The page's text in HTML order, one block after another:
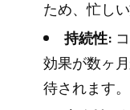
ため、忙し
持続性:
効果が数ヶ
待されます。